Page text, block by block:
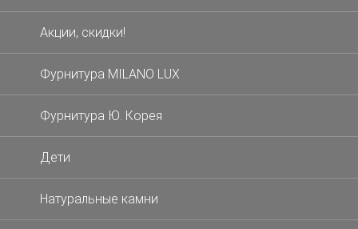
Акции, скидки!
Фурнитура MILANO LUX
Фурнитура Ю. Корея
Дети
Натуральные камни